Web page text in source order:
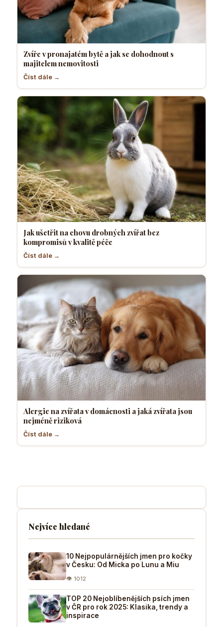
Zvíře v pronajatém bytě a jak se dohodnout s
majitelem nemovitosti
Číst dále →
Jak ušetřit na chovu drobných zvířat bez
kompromisů v kvalitě péče
Číst dále →
Alergie na zvířata v domácnosti a jaká zvířata jsou
nejméně riziková
Číst dále →
Nejvíce hledané
10 Nejpopulárnějších jmen pro kočky
v Česku: Od Micka po Lunu a Miu
👁 1012
TOP 20 Nejoblíbenějších psích jmen
v ČR pro rok 2025: Klasika, trendy a
inspirace